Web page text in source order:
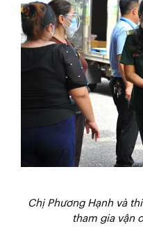
Chị Phương Hạnh và
tham gia vận